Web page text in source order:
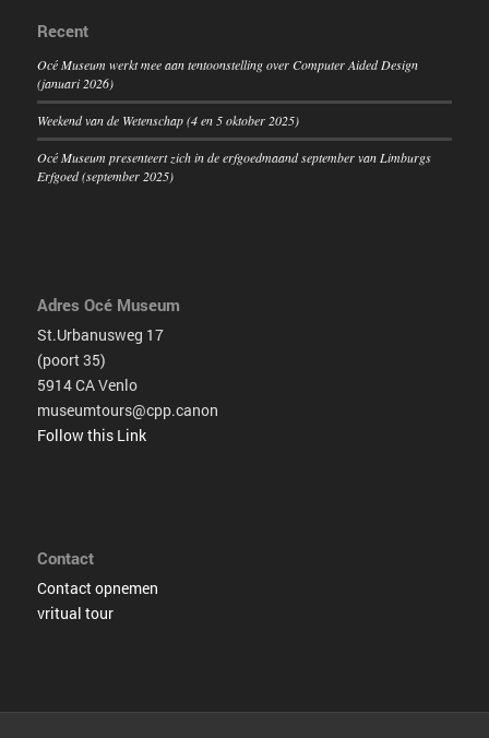
Recent
Océ Museum werkt mee aan tentoonstelling over Computer Aided Design
(januari 2026)
Weekend van de Wetenschap (4 en 5 oktober 2025)
Océ Museum presenteert zich in de erfgoedmaand september van Limburgs
Erfgoed (september 2025)
Adres Océ Museum
St.Urbanusweg 17
(poort 35)
5914 CA Venlo
museumtours@cpp.canon
Follow this Link
Contact
Contact opnemen
vritual tour